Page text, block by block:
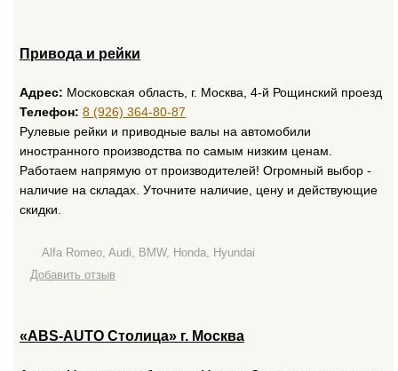
Привода и рейки
Адрес: Московская область, г. Москва, 4-й Рощинский проезд
Телефон: 8 (926) 364-80-87
Рулевые рейки и приводные валы на автомобили
иностранного производства по самым низким ценам.
Работаем напрямую от производителей! Огромный выбор -
наличие на складах. Уточните наличие, цену и действующие
скидки.
Alfa Romeo, Audi, BMW, Honda, Hyundai
Добавить отзыв
«ABS-AUTO Столица» г. Москва